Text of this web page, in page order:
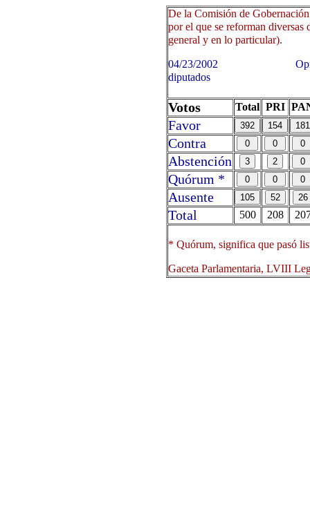
De la Comisión de
por el que se reforman
general y en lo particular).
04/23/2002 Oprima
diputados
Votos Total PRI
Favor
Contra
Abstención
Quórum *
Ausente
Total
500 208
* Quórum, significa que pasó
Gaceta Parlamentaria, LVIII